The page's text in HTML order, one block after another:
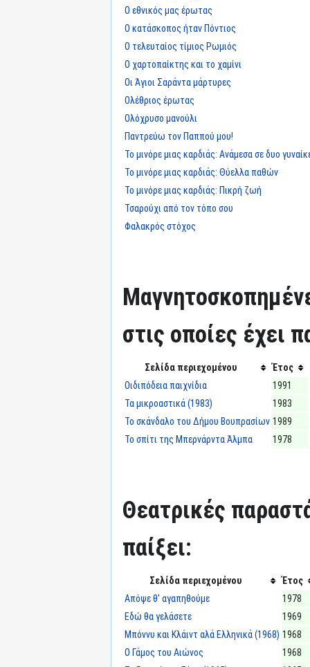
Ο εθνικός μας έρωτας
Ο κατάσκοπος ήταν Πόντιος
Ο τελευταίος τίμιος Ρωμιός
Ο χαρτοπαίκτης και το χαμίνι
Οι Άγιοι Σαράντα μάρτυρες
Ολέθριος έρωτας
Ολόχρυσο μανούλι
Παντρεύω τον Παππού μου!
Το μινόρε μιας καρδιάς: Ανάμεσα σε δυο
Το μινόρε μιας καρδιάς: Θύελλα παθών
Το μινόρε μιας καρδιάς: Πικρή ζωή
Τσαρούχι από τον τόπο σου
Φαλακρός στόχος
στις οποίες έχει
Σελίδα περιεχομένου
Έτος
Οιδιπόδεια παιχνίδια
1991
Τα μικροαστικά (1983)
1983
Το σκάνδαλο του Δήμου Βουπρασίων 1989
Το σπίτι της Μπερνάρντα Άλμπα
1978
Θεατρικές
παίξει:
Σελίδα περιεχομένου
Έτος
Απόψε θ' αγαπηθούμε
1978
Εδώ θα γελάσετε
1969
Μπόννυ και Κλάιντ αλά Ελληνικά (1968) 1968
Ο Γάμος του Αιώνος
1968